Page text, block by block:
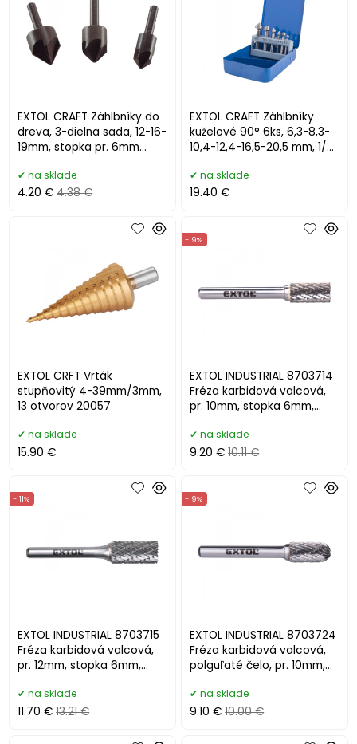
EXTOL CRAFT Záhlbníky do
dreva, 3-dielna sada, 12-16-
19mm, stopka pr. 6mm
na sklade
4.20 € 4.38 €
EXTOL CRAFT Záhlbníky
kuželové 90° 6ks, 6,3-8,3-
10,4-12,4-16,5-20,5 mm, 1/4"
na sklade
19.40 €
EXTOL CRFT Vrták
stupňovitý 4-39mm/3mm,
13 otvorov 20057
na sklade
15.90 €
EXTOL INDUSTRIAL 8703714
Fréza karbidová valcová,
pr. 10mm, stopka 6mm,
- 9%
na sklade
9.20 € 10.11 €
EXTOL INDUSTRIAL 8703715
Fréza karbidová valcová,
pr. 12mm, stopka 6mm,
- 11%
na sklade
11.70 € 13.21 €
EXTOL INDUSTRIAL 8703724
Fréza karbidová valcová,
polguľaté čelo, pr. 10mm,
- 9%
na sklade
9.10 € 10.00 €